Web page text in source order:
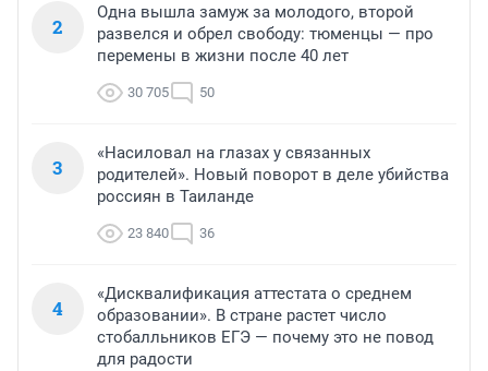
2
Одна вышла замуж за молодого, второй
развелся и обрел свободу: тюменцы — про
перемены в жизни после 40 лет
30 705 50
3
«Насиловал на глазах у связанных
родителей». Новый поворот в деле убийства
россиян в Таиланде
23 840 36
4
«Дисквалификация аттестата о среднем
образовании». В стране растет число
стобалльников ЕГЭ — почему это не повод
для радости